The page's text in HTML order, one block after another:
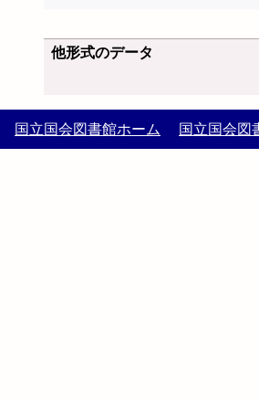
他形式のデータ
国立国会図書館ホーム 国立国会図